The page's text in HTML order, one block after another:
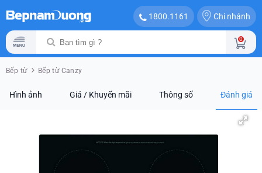
1800.1161 Chi nhánh
0
Bếp từ Bếp từ Canzy
Hình ảnh Giá / Khuyến mãi Thông số Đánh giá